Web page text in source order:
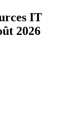
IT
2026